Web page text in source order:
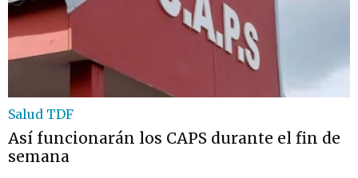
Salud TDF
Así funcionarán los CAPS durante el fin de
semana